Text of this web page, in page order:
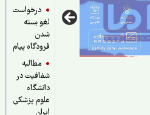
درخواست
لغو بسته
فرودگاه پیام
مطالبه
شفافیت در
دانشگاه
علوم پزشکی